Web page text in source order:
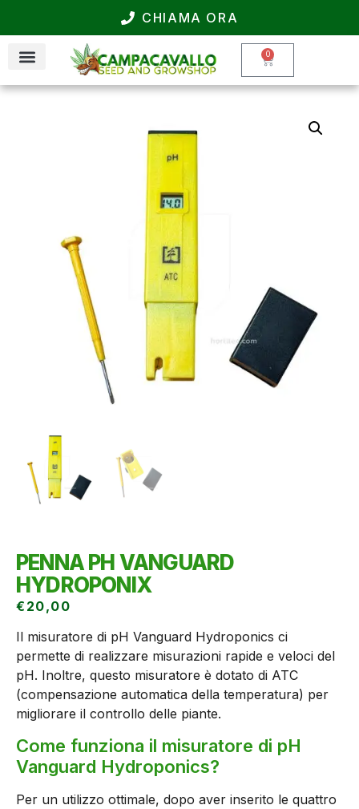
CHIAMA ORA
0
PENNA PH VANGUARD
HYDROPONIX
€ 20,00
Il misuratore di pH Vanguard Hydroponics ci
permette di realizzare misurazioni rapide e veloci del
pH. Inoltre, questo misuratore è dotato di ATC
(compensazione automatica della temperatura) per
migliorare il controllo delle piante.
Come funziona il misuratore di pH
Vanguard Hydroponics?
Per un utilizzo ottimale, dopo aver inserito le quattro